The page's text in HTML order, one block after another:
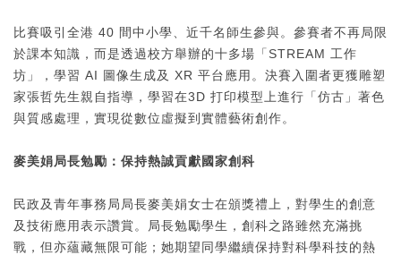
比賽吸引全港 40 間中小學、近千名師生參與。參賽者不再局限
於課本知識，而是透過校方舉辦的十多場「STREAM 工作
坊」，學習 AI 圖像生成及 XR 平台應用。決賽入圍者更獲雕塑
家張哲先生親自指導，學習在3D 打印模型上進行「仿古」著色
與質感處理，實現從數位虛擬到實體藝術創作。
麥美娟局長勉勵：保持熱誠貢獻國家創科
民政及青年事務局局長麥美娟女士在頒獎禮上，對學生的創意
及技術應用表示讚賞。局長勉勵學生，創科之路雖然充滿挑
戰，但亦蘊藏無限可能；她期望同學繼續保持對科學科技的熱